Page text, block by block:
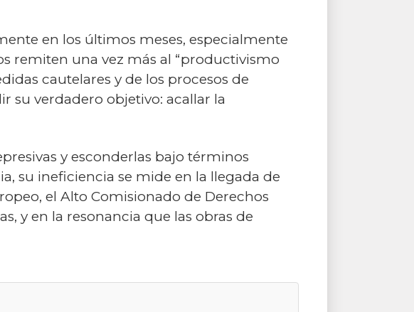
en los últimos meses, especialmente
remiten una vez más al “productivismo
cautelares y de los procesos de
su verdadero objetivo: acallar la
y esconderlas bajo términos
su ineficiencia se mide en la llegada de
el Alto Comisionado de Derechos
y en la resonancia que las obras de